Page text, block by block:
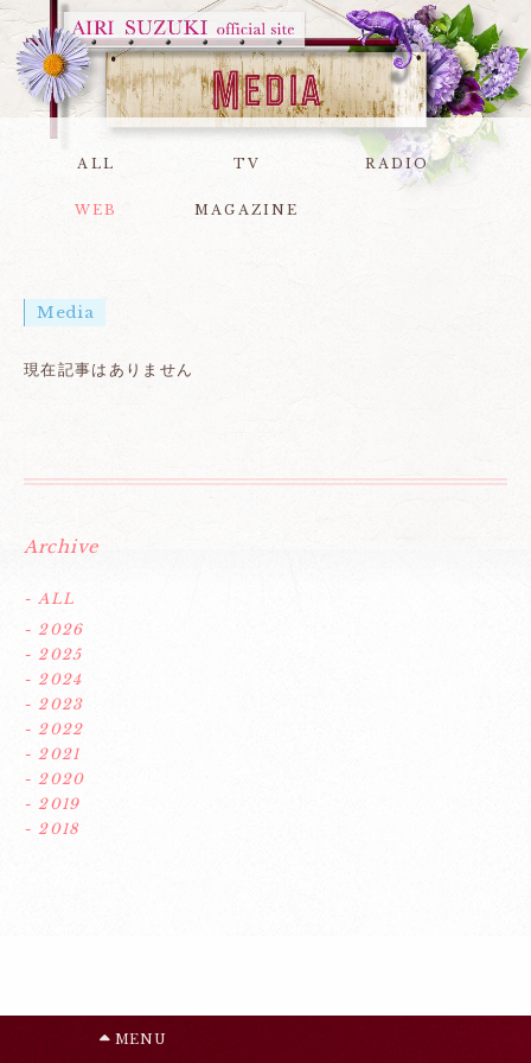
ALL TV RADIO
WEB MAGAZINE
Media
現在記事はありません
Archive
- ALL
- 2026
- 2025
- 2024
- 2023
- 2022
- 2021
- 2020
- 2019
- 2018
MENU